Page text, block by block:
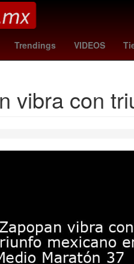
Trendings VIDEOS
Dólar
vibra con